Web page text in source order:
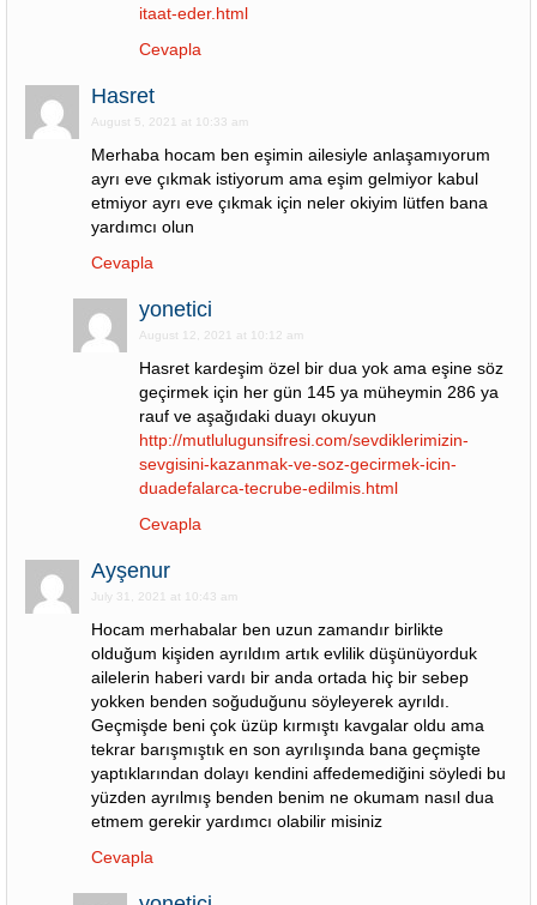
itaat-eder.html
Cevapla
Hasret
August 5, 2021 at 10:33 am
Merhaba hocam ben eşimin ailesiyle anlaşamıyorum
ayrı eve çıkmak istiyorum ama eşim gelmiyor kabul
etmiyor ayrı eve çıkmak için neler okiyim lütfen bana
yardımcı olun
Cevapla
yonetici
August 12, 2021 at 10:12 am
Hasret kardeşim özel bir dua yok ama eşine söz
geçirmek için her gün 145 ya müheymin 286 ya
rauf ve aşağıdaki duayı okuyun
http://mutlulugunsifresi.com/sevdiklerimizin-
sevgisini-kazanmak-ve-soz-gecirmek-icin-
duadefalarca-tecrube-edilmis.html
Cevapla
Ayşenur
July 31, 2021 at 10:43 am
Hocam merhabalar ben uzun zamandır birlikte
olduğum kişiden ayrıldım artık evlilik düşünüyorduk
ailelerin haberi vardı bir anda ortada hiç bir sebep
yokken benden soğuduğunu söyleyerek ayrıldı.
Geçmişde beni çok üzüp kırmıştı kavgalar oldu ama
tekrar barışmıştık en son ayrılışında bana geçmişte
yaptıklarından dolayı kendini affedemediğini söyledi bu
yüzden ayrılmış benden benim ne okumam nasıl dua
etmem gerekir yardımcı olabilir misiniz
Cevapla